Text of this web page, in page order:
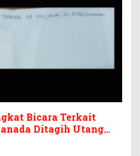
Bicara Terkait
Ditagih Utang